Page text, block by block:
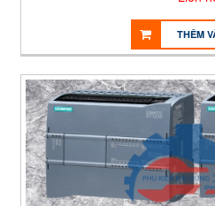
THÊM